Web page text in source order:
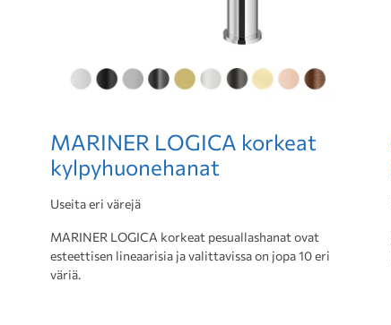
MARINER LOGICA korkeat
kylpyhuonehanat
Useita eri värejä
MARINER LOGICA korkeat pesuallashanat ovat
esteettisen lineaarisia ja valittavissa on jopa 10 eri
väriä.